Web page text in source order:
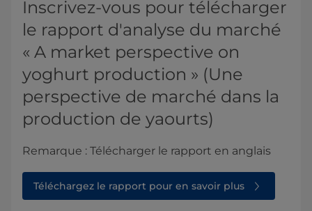
Inscrivez-vous pour télécharger
le rapport d'analyse du marché
« A market perspective on
yoghurt production » (Une
perspective de marché dans la
production de yaourts)
Remarque : Télécharger le rapport en anglais
Téléchargez le rapport pour en savoir plus